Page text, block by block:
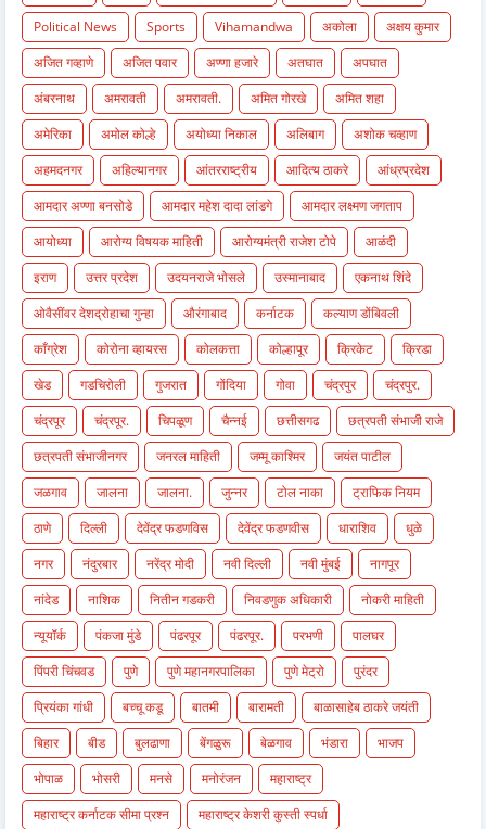
Political News
Sports Vihamandwa अकोला
अक्षय कुमार
अजित गव्हाणे
अजित पवार अण्णा हजारे अतघात
अपघात
अंबरनाथ
अमरावती अमरावती. अमित गोरखे
अमित शहा
अमेरिका
अमोल कोल्हे अयोध्या निकाल अलिबाग
अशोक चव्हाण
अहमदनगर
अहिल्यानगर आंतरराष्ट्रीय आदित्य ठाकरे
आंध्रप्रदेश
आमदार अण्णा बनसोडे
आमदार महेश दादा लांडगे
आमदार लक्ष्मण जगताप
आयोध्या
आरोग्य विषयक माहिती आरोग्यमंत्री राजेश टोपे
आळंदी
इराण
उत्तर प्रदेश उदयनराजे भोसले उस्मानाबाद
एकनाथ शिंदे
ओवैसींवर देशद्रोहाचा गुन्हा
औरंगाबाद कर्नाटक
कल्याण डोंबिवली
काँग्रेश
कोरोना व्हायरस कोलकत्ता कोल्हापूर क्रिकेट
क्रिडा
खेड
गडचिरोली गुजरात गोंदिया गोवा चंद्रपुर
चंद्रपुर.
चंद्रपूर
चंद्रपूर. चिपळूण चैन्नई छत्तीसगढ
छत्रपती संभाजी राजे
छत्रपती संभाजीनगर
जनरल माहिती जम्मू काश्मिर
जयंत पाटील
जळगाव
जालना जालना. जुन्नर टोल नाका
ट्राफिक नियम
ठाणे
दिल्ली देवेंद्र फडणविस देवेंद्र फडणवीस धाराशिव
धुळे
नगर
नंदुरबार नरेंद्र मोदी नवी दिल्ली नवी मुंबई
नागपूर
नांदेड
नाशिक नितीन गडकरी निवडणुक अधिकारी
नोकरी माहिती
न्यूयॉर्क
पंकजा मुंडे पंढरपूर पंढरपूर. परभणी
पालघर
पिंपरी चिंचवड
पुणे पुणे महानगरपालिका पुणे मेट्रो
पुरंदर
प्रियंका गांधी
बच्चू कडू बातमी बारामती
बाळासाहेब ठाकरे जयंती
बिहार
बीड बुलढाणा बेंगळुरू बेळगाव भंडारा
भाजप
भोपाळ
भोसरी मनसे मनोरंजन
महाराष्ट्र
महाराष्ट्र कर्नाटक सीमा प्रश्न
महाराष्ट्र केशरी कुस्ती स्पर्धा